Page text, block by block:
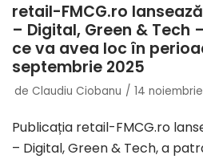
retail-FMCG.ro lansează
– Digital, Green & Tech
ce va avea loc în
septembrie 2025
de Claudiu Ciobanu 14
Publicația retail-FMCG.ro
– Digital, Green & Tech, a